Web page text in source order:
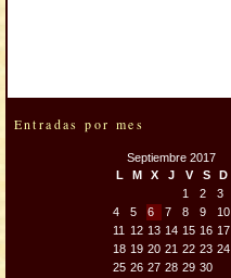
Entradas por mes
Septiembre 2017
L
M X J V S D
1 2
3
4
5 6 7 8 9
10
11
12 13 14 15 16 17
18 19 20 21 22 23 24
25 26 27 28 29 30